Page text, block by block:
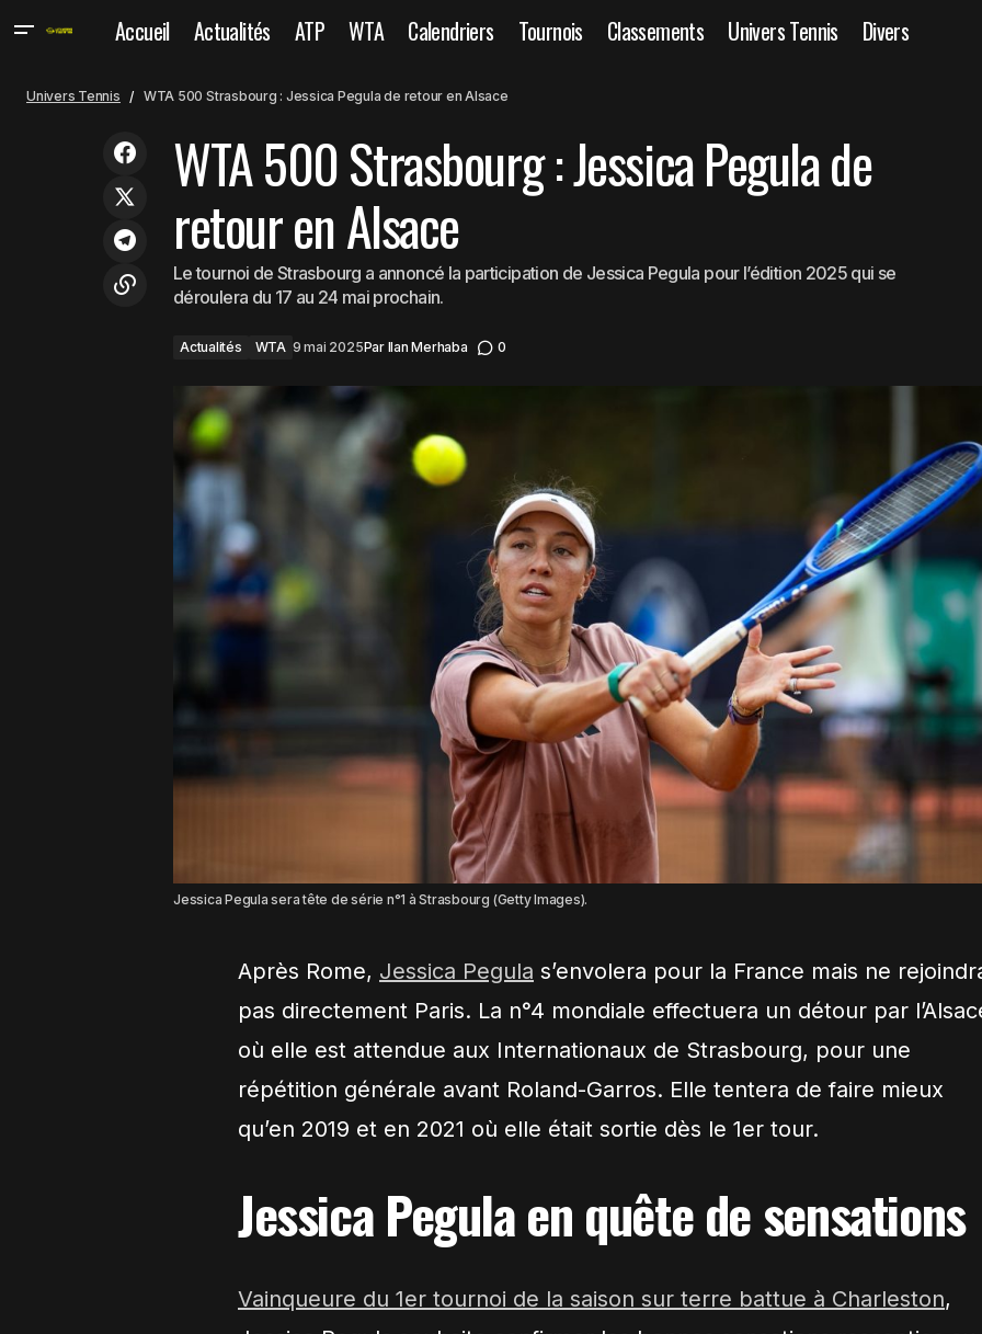
Accueil Actualités ATP WTA Calendriers Tournois Classements Univers Tennis Divers
Daria Kasatkina avant leur duel à Rome
Actualités
Univers Tennis WTA 500 Strasbourg : Jessica Pegula de retour en Alsace
WTA 500 Strasbourg : Jessica Pegula de
retour en Alsace
Le tournoi de Strasbourg a annoncé la participation de Jessica Pegula pour l’édition 2025 qui se
déroulera du 17 au 24 mai prochain.
Actualités WTA 9 mai 2025Par Ilan Merhaba 0
Jessica Pegula sera tête de série n°1 à Strasbourg (Getty Images).
Après Rome, Jessica Pegula s’envolera pour la France mais ne
pas directement Paris. La n°4 mondiale effectuera un détour par
où elle est attendue aux Internationaux de Strasbourg, pour une
répétition générale avant Roland-Garros. Elle tentera de faire mieux
qu’en 2019 et en 2021 où elle était sortie dès le 1er tour.
Jessica Pegula en quête de sensations
Vainqueure du 1er tournoi de la saison sur terre battue à Charleston,